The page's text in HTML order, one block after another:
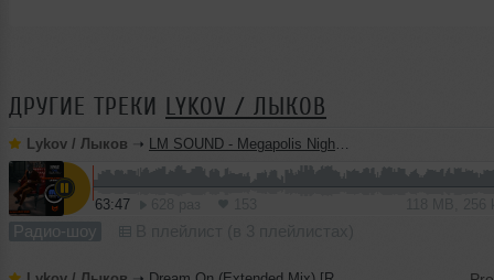
ДРУГИЕ ТРЕКИ LYKOV / ЛЫКОВ
Lykov / Лыков ➝ LM SOUND - Megapolis Night 28.07.2026
63:47
Радио-шоу